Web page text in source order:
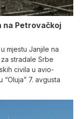
na Petrovačkoj
mjestu Janjile na
stradale Srbe
civila u avio-
7. avgusta